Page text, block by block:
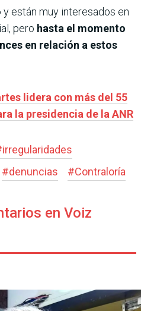
están muy interesados en
pero hasta el momento
en relación a estos
lidera con más del 55
la presidencia de la ANR
irregularidades
#denuncias #Contraloría
en Voiz